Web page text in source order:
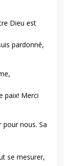
Dieu est
pardonné,
paix! Merci
pour nous. Sa
se mesurer,